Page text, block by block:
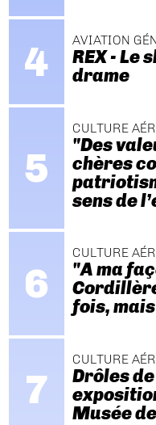
AVIATION
REX - Le
drame
CULTURE
"Des
chères
sens de
CULTURE
"A ma
fois,
CULTURE
Drôles
Musée